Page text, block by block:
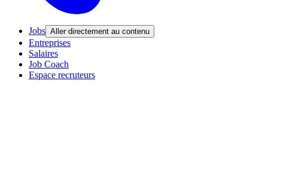
Jobs Aller directement au contenu
Entreprises
Salaires
Job Coach
Espace recruteurs